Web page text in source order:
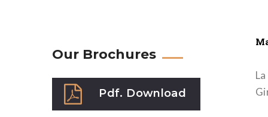
Our Brochures
Pdf. Download